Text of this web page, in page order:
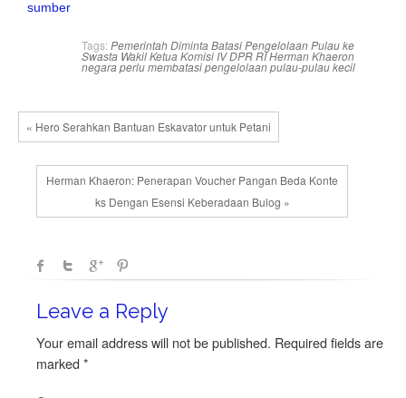
sumber
Tags: Pemerintah Diminta Batasi Pengelolaan Pulau ke
Swasta Wakil Ketua Komisi IV DPR RI Herman Khaeron
negara perlu membatasi pengelolaan pulau-pulau kecil
« Hero Serahkan Bantuan Eskavator untuk Petani
Herman Khaeron: Penerapan Voucher Pangan Beda Konte
ks Dengan Esensi Keberadaan Bulog »
Leave a Reply
Your email address will not be published. Required fields are
marked *